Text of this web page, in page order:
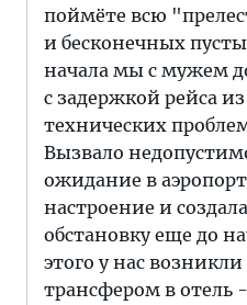
поймëте всю
и бесконечных
начала мы с мужем
с задержкой рейса
технических
Вызвало
ожидание в
настроение и
обстановку еще до
этого у нас
трансфером в отель